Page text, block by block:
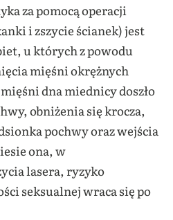
za pomocą operacji
i zszycie ścianek) jest
u których z powodu
mięśni okrężnych
dna miednicy doszło
obniżenia się krocza,
pochwy oraz wejścia
ona, w
lasera, ryzyko
seksualnej wraca się po